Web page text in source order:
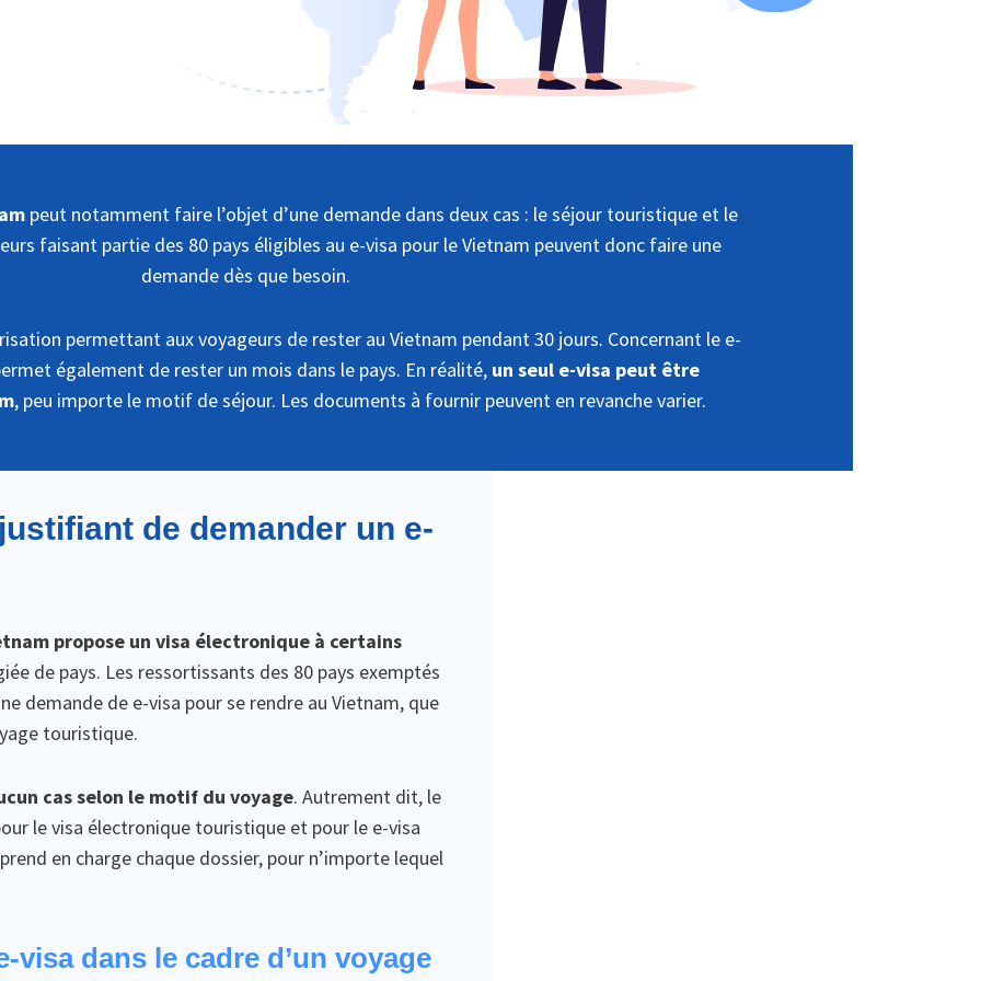
peut notamment faire l’objet d’une demande dans deux cas : le séjour touristique et le
faisant partie des 80 pays éligibles au e-visa pour le Vietnam peuvent donc faire une
demande dès que besoin.
permettant aux voyageurs de rester au Vietnam pendant 30 jours. Concernant le e-
également de rester un mois dans le pays. En réalité, un seul e-visa peut être
, peu importe le motif de séjour. Les documents à fournir peuvent en revanche varier.
de demander un e-
propose un visa électronique à certains
de pays. Les ressortissants des 80 pays exemptés
demande de e-visa pour se rendre au Vietnam, que
touristique.
cas selon le motif du voyage. Autrement dit, le
le visa électronique touristique et pour le e-visa
en charge chaque dossier, pour n’importe lequel
visa dans le cadre d’un voyage